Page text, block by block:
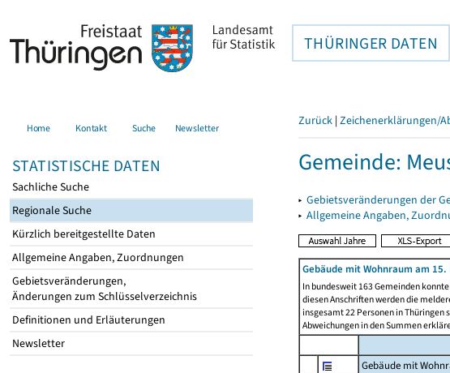
THÜRINGER DATEN
Home Kontakt Suche Newsletter
STATISTISCHE DATEN
Sachliche Suche
Regionale Suche
Kürzlich bereitgestellte Daten
Allgemeine Angaben, Zuordnungen
Gebietsveränderungen,
Änderungen zum Schlüsselverzeichnis
Definitionen und Erläuterungen
Newsletter
Zurück | Zeichenerklärungen/
Gemeinde:
▸ Gebietsveränderungen der
▸ Allgemeine Angaben,
Gebäude mit Wohnraum am
In bundesweit 163 Gemeinden
diesen Anschriften werden die
insgesamt 22 Personen in
Abweichungen in den Summen
Gebäude mit